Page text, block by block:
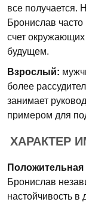
все получается.
Бронислав часто
счет
будущем.
Взрослый:
более
занимает
примером для
ХАРАКТЕР
Положительная
Бронислав
настойчивость в